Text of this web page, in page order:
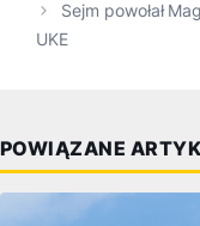
Sejm powołał
UKE
POWIĄZANE